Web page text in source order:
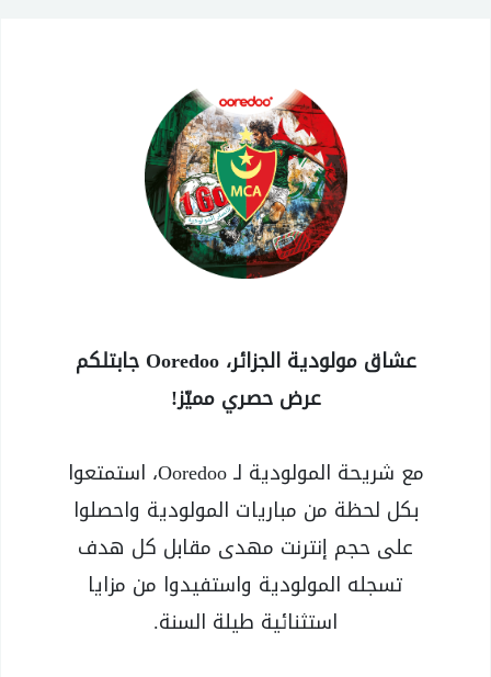
عشاق مولودية الجزائر، Ooredoo جابتلكم
عرض حصري مميّز!
مع شريحة المولودية لـ Ooredoo، استمتعوا
بكل لحظة من مباريات المولودية واحصلوا
على حجم إنترنت مهدى مقابل كل هدف
تسجله المولودية واستفيدوا من مزايا
استثنائية طيلة السنة.